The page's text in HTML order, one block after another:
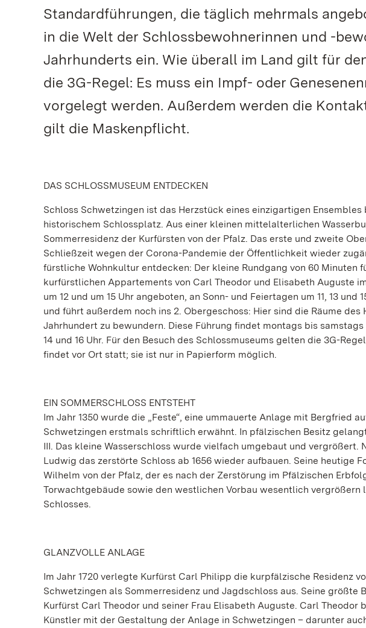
Standardführungen, die täglich mehrmals
in die Welt der Schlossbewohnerinnen und -
Jahrhunderts ein. Wie überall im Land gilt für
die 3G-Regel: Es muss ein Impf- oder
vorgelegt werden. Außerdem werden die
gilt die Maskenpflicht.
DAS SCHLOSSMUSEUM ENTDECKEN
Schloss Schwetzingen ist das Herzstück eines einzigartigen
historischem Schlossplatz. Aus einer kleinen mittelalterlichen
Sommerresidenz der Kurfürsten von der Pfalz. Das erste und zweite
Schließzeit wegen der Corona-Pandemie der Öffentlichkeit wieder
fürstliche Wohnkultur entdecken: Der kleine Rundgang von 60 Minuten
kurfürstlichen Appartements von Carl Theodor und Elisabeth Auguste
um 12 und um 15 Uhr angeboten, an Sonn- und Feiertagen um 11, 13
und führt außerdem noch ins 2. Obergeschoss: Hier sind die Räume
Jahrhundert zu bewundern. Diese Führung findet montags bis
14 und 16 Uhr. Für den Besuch des Schlossmuseums gelten die 3G-
findet vor Ort statt; sie ist nur in Papierform möglich.
EIN SOMMERSCHLOSS ENTSTEHT
Im Jahr 1350 wurde die „Feste“, eine ummauerte Anlage mit Bergfried
Schwetzingen erstmals schriftlich erwähnt. In pfälzischen Besitz
III. Das kleine Wasserschloss wurde vielfach umgebaut und
Ludwig das zerstörte Schloss ab 1656 wieder aufbauen. Seine heutige
Wilhelm von der Pfalz, der es nach der Zerstörung im Pfälzischen
Torwachtgebäude sowie den westlichen Vorbau wesentlich
Schlosses.
GLANZVOLLE ANLAGE
Im Jahr 1720 verlegte Kurfürst Carl Philipp die kurpfälzische Residenz
Schwetzingen als Sommerresidenz und Jagdschloss aus. Seine
Kurfürst Carl Theodor und seiner Frau Elisabeth Auguste. Carl
Künstler mit der Gestaltung der Anlage in Schwetzingen – darunter